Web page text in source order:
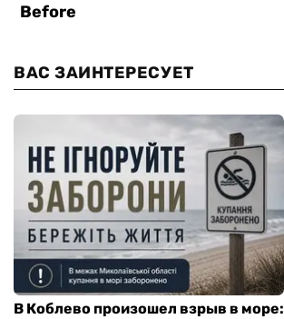
ВАС ЗАИНТЕРЕСУЕТ
В Коблево произошел взрыв в море: